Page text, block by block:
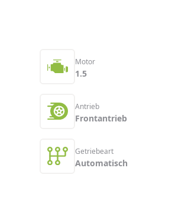
Motor
1.5
Antrieb
Frontantrieb
Getriebeart
Automatisch